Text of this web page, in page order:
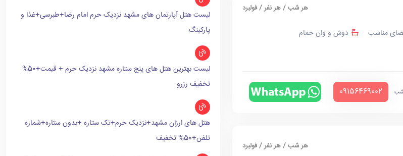
هر شب / هر نفر / فولبرد
مناسب
دوش و وان حمام
شب ‪09156469002‬
هر شب / هر نفر / فولبرد
لیست هتل آپارتمان های مشهد نزدیک حرم امام رضا+طبرسی+غذا و
پارکینگ
لیست بهترین هتل های پنج ستاره مشهد نزدیک حرم + قیمت+50%
تخفیف رزرو
هتل های ارزان مشهد+نزدیک حرم+تک ستاره +بدون ستاره+شماره
تلفن+50% تخفیف